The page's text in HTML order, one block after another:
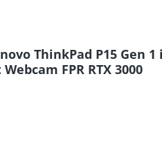
ThinkPad P15 Gen 1
FPR RTX 3000